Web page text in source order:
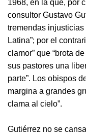
1968, en la que, por
consultor Gustavo
tremendas
Latina”; por el
clamor” que “brota
sus pastores una
parte”. Los obispos
margina a grandes
clama al cielo”.
Gutiérrez no se